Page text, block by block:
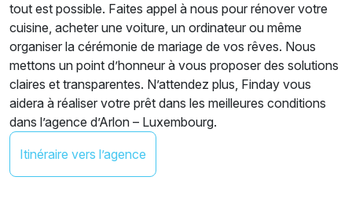
tout est possible. Faites appel à nous pour rénover votre
cuisine, acheter une voiture, un ordinateur ou même
organiser la cérémonie de mariage de vos rêves. Nous
mettons un point d’honneur à vous proposer des solutions
claires et transparentes. N’attendez plus, Finday vous
aidera à réaliser votre prêt dans les meilleures conditions
dans l’agence d’Arlon – Luxembourg.
Itinéraire vers l’agence